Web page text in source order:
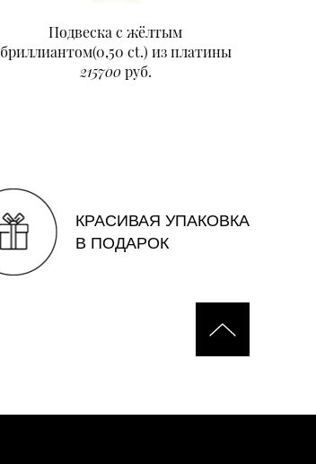
Подвеска с жёлтым
бриллиантом(0,50 ct.) из платины
215700руб.
КРАСИВАЯ УПАКОВКА
В ПОДАРОК